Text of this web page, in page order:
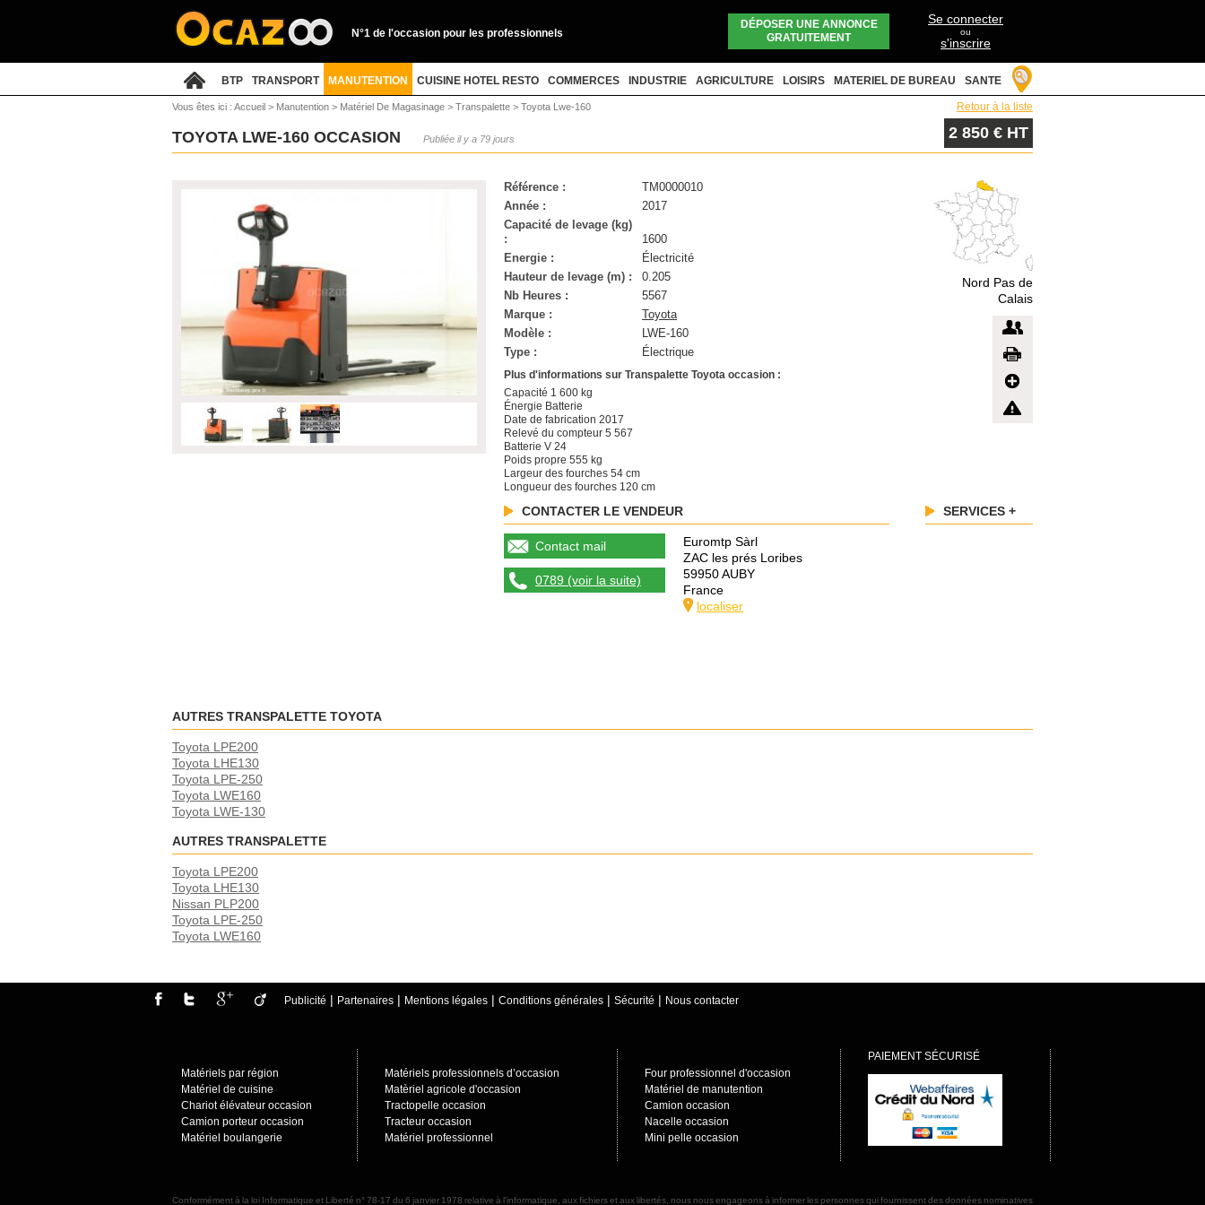
N°1 de l'occasion pour les professionnels
DÉPOSER UNE ANNONCE
GRATUITEMENT
Se connecter
ou
s'inscrire
BTP TRANSPORT MANUTENTION CUISINE HOTEL RESTO COMMERCES INDUSTRIE AGRICULTURE LOISIRS MATERIEL DE BUREAU SANTE
Vous êtes ici : Accueil > Manutention > Matériel De Magasinage > Transpalette > Toyota Lwe-160 Retour à la liste
TOYOTA LWE-160 OCCASION Publiée il y a 79 jours 2 850 € HT
Référence :
TM0000010
Année :
2017
Capacité de levage (kg)
:
1600
Energie :
Électricité
Hauteur de levage (m) :
0.205
Nb Heures :
5567
Marque :
Toyota
Modèle :
LWE-160
Type :
Électrique
Plus d'informations sur Transpalette Toyota occasion :
Capacité 1 600 kg
Énergie Batterie
Date de fabrication 2017
Relevé du compteur 5 567
Batterie V 24
Poids propre 555 kg
Largeur des fourches 54 cm
Longueur des fourches 120 cm
Nord Pas de
Calais
CONTACTER LE VENDEUR
Contact mail
0789 (voir la suite)
Euromtp Sàrl
ZAC les prés Loribes
59950 AUBY
France
localiser
SERVICES +
AUTRES TRANSPALETTE TOYOTA
Toyota LPE200
Toyota LHE130
Toyota LPE-250
Toyota LWE160
Toyota LWE-130
AUTRES TRANSPALETTE
Toyota LPE200
Toyota LHE130
Nissan PLP200
Toyota LPE-250
Toyota LWE160
Publicité | Partenaires | Mentions légales | Conditions générales | Sécurité | Nous contacter
Matériels par région
Matériel de cuisine
Chariot élévateur occasion
Camion porteur occasion
Matériel boulangerie
Matériels professionnels d’occasion
Matèriel agricole d'occasion
Tractopelle occasion
Tracteur occasion
Matériel professionnel
Four professionnel d'occasion
Matériel de manutention
Camion occasion
Nacelle occasion
Mini pelle occasion
PAIEMENT SÉCURISÉ
Conformément à la loi Informatique et Liberté n° 78-17 du 6 janvier 1978 relative à l'informatique, aux fichiers et aux libertés, nous nous engageons à informer les personnes qui fournissent des données nominatives